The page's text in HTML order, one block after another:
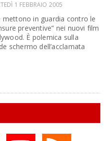
1 FEBBRAIO 2005
mettono in guardia contro le
preventive” nei nuovi film
È polemica sulla
schermo dell’acclamata